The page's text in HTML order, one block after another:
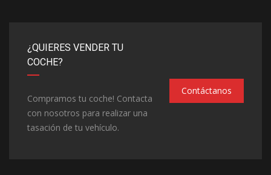
¿QUIERES VENDER TU
COCHE?
Compramos tu coche! Contacta
con nosotros para realizar una
tasación de tu vehículo.
Contáctanos